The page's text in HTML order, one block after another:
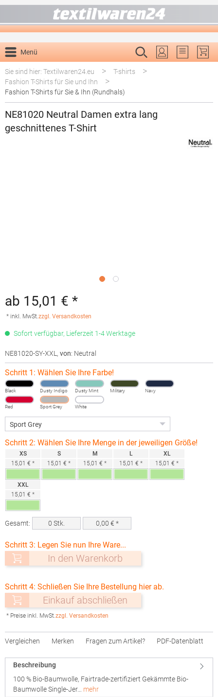
Menü
Du hast 0
Sie sind hier: Textilwaren24.eu
> T-shirts >
Fashion T-Shirts für Sie und Ihn >
Fashion T-Shirts für Sie & Ihn (Rundhals)
NE81020 Neutral Damen extra lang
geschnittenes T-Shirt
ab 15,01 € *
* inkl. MwSt.zzgl. Versandkosten
Sofort verfügbar, Lieferzeit 1-4 Werktage
NE81020-SY-XXL , von: Neutral
Schritt 1: Wählen Sie Ihre Farbe!
Black Dusty Indigo Dusty Mint Military Navy
Red Sport Grey White
Schritt 2: Wählen Sie Ihre Menge in der jeweiligen Größe!
XS
15,01 € *
S
15,01 € *
M
15,01 € *
L
15,01 € *
XL
15,01 € *
XXL
15,01 € *
Gesamt: 0 Stk. 0,00 € *
Schritt 3: Legen Sie nun Ihre Ware...
In den Warenkorb
Schritt 4: Schließen Sie Ihre Bestellung hier ab.
Einkauf abschließen
* Preise inkl. MwSt.zzgl. Versandkosten
Vergleichen Merken Fragen zum Artikel? PDF-Datenblatt
Beschreibung
100 % Bio-Baumwolle, Fairtrade-zertifiziert Gekämmte Bio-
Baumwolle Single-Jer… mehr